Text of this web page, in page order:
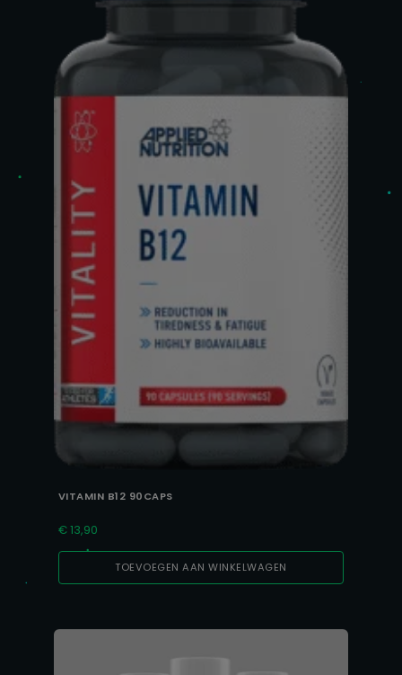
VITAMIN B12 90CAPS
€13,90
TOEVOEGEN AAN WINKELWAGEN